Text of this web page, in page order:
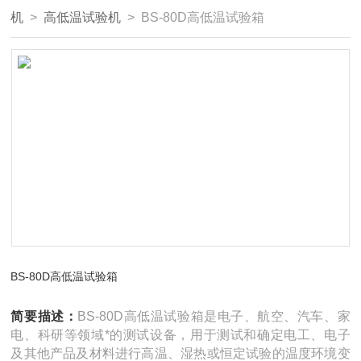
机 >高低温试验机 > BS-80D高低温试验箱
BS-80D高低温试验箱
简要描述： BS-80D高低温试验箱是电子、航空、汽车、家
电、科研等领域*的测试设备，用于测试和确定电工、电子
及其他产品及材料进行高温、湿热或恒定试验的温度环境变